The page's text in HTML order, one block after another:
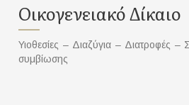
Οικογενειακό Δίκαιο
Υιοθεσίες – Διαζύγια – Διατροφές
συμβίωσης